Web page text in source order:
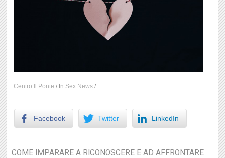
Centro Il Ponte / In Sex News /
Facebook Twitter LinkedIn
COME IMPARARE A RICONOSCERE E AD AFFRONTARE